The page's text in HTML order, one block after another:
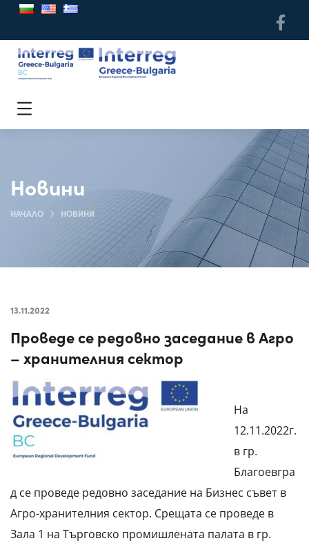
Новини
НАЧАЛО НОВИНИ
13.11.2022
Проведе се редовно заседание в Агро
– хранителния сектор
На
12.11.2022г.
в гр.
Благоевгра
д се проведе редовно заседание на Бизнес съвет в
Агро-хранителния сектор. Срещата се проведе в
Зала 1 на Търговско промишлената палата в гр.